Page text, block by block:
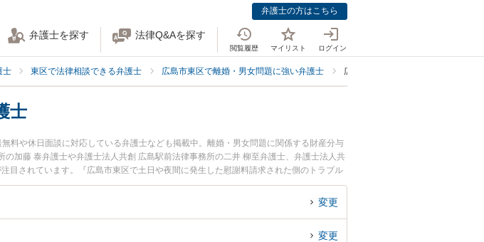
弁護士の方はこちら
弁護士を探す 法律Q&Aを探す
閲覧履歴 マイリスト ログイン
士 東区で法律相談できる弁護士 広島市東区で離婚・男女問題に強い弁護士 広島市東区で慰謝料請求された側に
士
料や休日面談に対応している弁護士なども掲載中。離婚・男女問題に関係する財産分与
加藤 泰弁護士や弁護士法人共創 広島駅前法律事務所の二井 柳至弁護士、弁護士法人共
目されています。『広島市東区で土日や夜間に発生した慰謝料請求された側のトラブル
弁護士を検索したい』『初回相談無料で慰謝料請求された側を法律相談できる広島市東
変更
変更